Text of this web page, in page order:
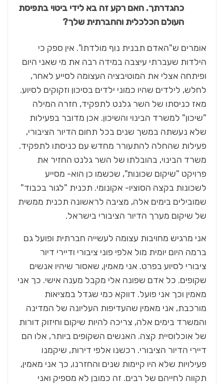
כהגדרתך. האם רקע זה בא לידי ביטוי בתפיסת
העולם הכלכלית והחברתית שלך?
אומרים ש"האדם תבנית נוף מולדתו". אין ספק כי
הילדות שעברתי עיצבה במידה רבה את מי שאני היום
ופיתחה אצלי את המוטיבציה העצומה לסייע לאחר,
לחלש, לילדים שהיו כמוני ילדים בסיכון וזקוקים לסיוע.
מאז כניסתו של השר גלנט לתפקיד, חזרה המילה
"שיכון" למשרד הבינוי והשיכון. אכן מדובר בפעילות
שלא נעשתה במשך שנים בכל תחום הדיור הציבורי,
פעילות שהחלה להתעורר מחדש עם כניסתו לתפקיד.
משרד הבינוי, בהובלתו של השר גלנט החזיר את
פרויקט "שיקום שכונות", שכשמו כן הוא- מסייע
לשכונות בקצה הסוציו- אקונומי. תכנית "לגור בכבוד"
שמובילים בימים אלה, מציבה לראשונה תכנית ממשית
של שיקום מערך הדיור הציבורי בישראל.
אני מרגיש מחויבות עצומה לעשייה חברתית ופועל גם
ברמה היום יומית מול אלפי פוני ציבורי ודיירי דיור
ציבורי לסיוע בפרט. אני מאמין, שאסור שיהיו אנשים
שקופים. כל אדם שפונה אלי מקבל מענה אישי. כך אני
מאמין וכך אני פועל. דווקא כמי שגדל במציאות
מורכבת, אני מאמין שהעדיפות העליונה של המדינה
והמשרד בימים אלה, צריכה להיות שיקום וחיזוק דורות
של אוכלוסיית קצה. האנשים השקופים ביותר, אלו הם
דיירי הדיור הציבורי. רכשנו אלפי דירות, שיקמנו
פעילויות שלא היו קיימות שנים והחזרנו, כך אני מאמין,
תקווה לחייהם של רבים. זה כמובן לא מספיק ואני